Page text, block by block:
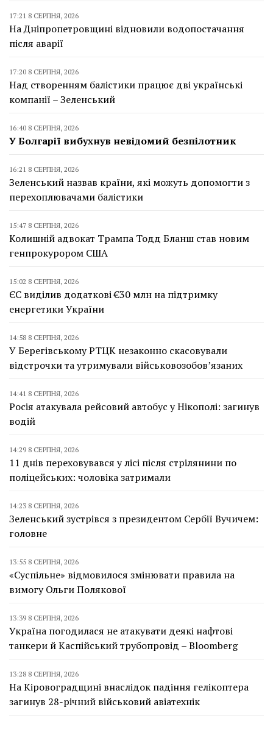
17:21 8 СЕРПНЯ, 2026
На Дніпропетровщині відновили водопостачання
після аварії
17:20 8 СЕРПНЯ, 2026
Над створенням балістики працює дві українські
компанії – Зеленський
16:40 8 СЕРПНЯ, 2026
У Болгарії вибухнув невідомий безпілотник
16:21 8 СЕРПНЯ, 2026
Зеленський назвав країни, які можуть допомогти з
перехоплювачами балістики
15:47 8 СЕРПНЯ, 2026
Колишній адвокат Трампа Тодд Бланш став новим
генпрокурором США
15:02 8 СЕРПНЯ, 2026
ЄС виділив додаткові €30 млн на підтримку
енергетики України
14:58 8 СЕРПНЯ, 2026
У Берегівському РТЦК незаконно скасовували
відстрочки та утримували військовозобов’язаних
14:41 8 СЕРПНЯ, 2026
Росія атакувала рейсовий автобус у Нікополі: загинув
водій
14:29 8 СЕРПНЯ, 2026
11 днів переховувався у лісі після стрілянини по
поліцейських: чоловіка затримали
14:23 8 СЕРПНЯ, 2026
Зеленський зустрівся з президентом Сербії Вучичем:
головне
13:55 8 СЕРПНЯ, 2026
«Суспільне» відмовилося змінювати правила на
вимогу Ольги Полякової
13:39 8 СЕРПНЯ, 2026
Україна погодилася не атакувати деякі нафтові
танкери й Каспійський трубопровід – Bloomberg
13:28 8 СЕРПНЯ, 2026
На Кіровоградщині внаслідок падіння гелікоптера
загинув 28-річний військовий авіатехнік